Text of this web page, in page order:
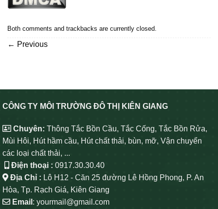
Both comments and trackbacks are currently closed.
← Previous
CÔNG TY MÔI TRƯỜNG ĐÔ THỊ KIÊN GIANG
Chuyên: Thông Tắc Bồn Cầu, Tắc Cống, Tắc Bồn Rửa,
Mùi Hôi, Hút hầm cầu, Hút chất thải, bùn, mỡ, Vận chuyển
các loại chất thải, ...
Điện thoại : 0917.30.30.40
Địa Chỉ : Lô H12 - Căn 25 đường Lê Hồng Phong, P. An
Hòa, Tp. Rạch Giá, Kiên Giang
Email : yourmail@gmail.com